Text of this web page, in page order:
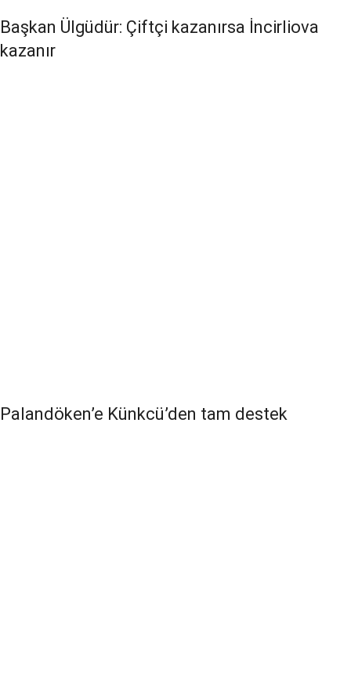
Başkan Ülgüdür: Çiftçi kazanırsa İncirliova
kazanır
Palandöken’e Künkcü’den tam destek